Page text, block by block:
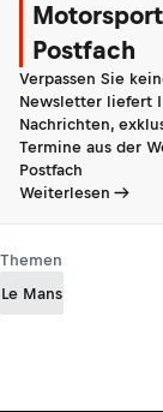
Postfach
Verpassen Sie
Newsletter liefert
Nachrichten,
Termine aus der
Postfach
Weiterlesen
Themen
Le Mans